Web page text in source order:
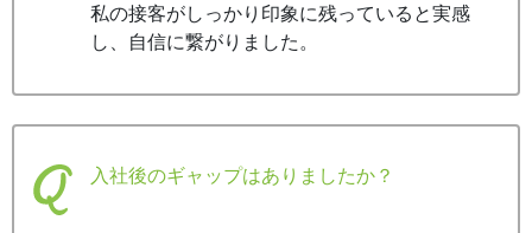
私の接客がしっかり印象に残っていると実感
し、自信に繋がりました。
入社後のギャップはありましたか？